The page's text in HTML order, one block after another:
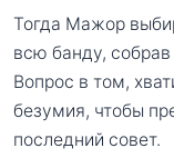
Тогда Мажор
всю банду,
Вопрос в том,
безумия, чтобы
последний совет.